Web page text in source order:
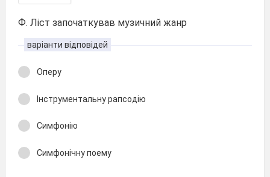
Ф. Ліст започаткував музичний жанр
варіанти відповідей
Оперу
Інструментальну рапсодію
Симфонію
Симфонічну поему